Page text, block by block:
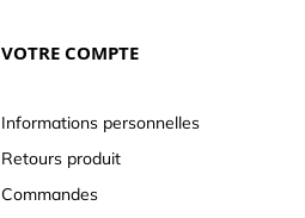
VOTRE COMPTE
Informations personnelles
Retours produit
Commandes